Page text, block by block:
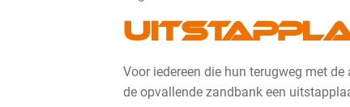
Voor iedereen die hun terugweg met
de opvallende zandbank een